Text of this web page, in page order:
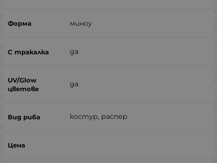
миноу
да
да
костур, распер